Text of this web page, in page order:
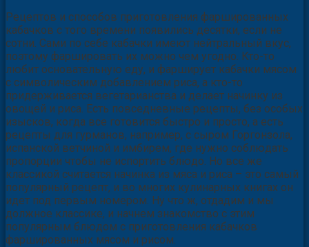
Рецептов и способов приготовления фаршированных
кабачков с того времени появились десятки, если не
сотни. Сами по себе кабачки имеют нейтральный вкус,
поэтому фаршировать их можно чем угодно. Кто-то
любит основательную еду, и фарширует кабачки мясом
с символическим добавлением риса, а кто-то
придерживается вегетарианства и делает начинку из
овощей и риса. Есть повседневные рецепты, без особых
изысков, когда все готовится быстро и просто, а есть
рецепты для гурманов, например, с сыром Горгонзола,
испанской ветчиной и имбирем, где нужно соблюдать
пропорции чтобы не испортить блюдо. Но все же
классикой считается начинка из мяса и риса – это самый
популярный рецепт, и во многих кулинарных книгах он
идет под первым номером. Ну что ж, отдадим и мы
должное классике, и начнем знакомство с этим
популярным блюдом с приготовления кабачков
фаршированных мясом и рисом.